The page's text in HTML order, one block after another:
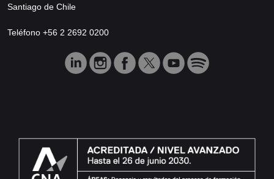
Santiago de Chile
Teléfono +56 2 2692 0200